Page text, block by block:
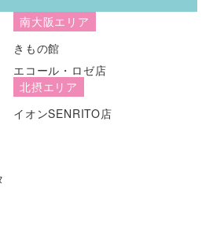
南大阪エリア
きもの館
エコール・ロゼ店
北摂エリア
イオンSENRITO店